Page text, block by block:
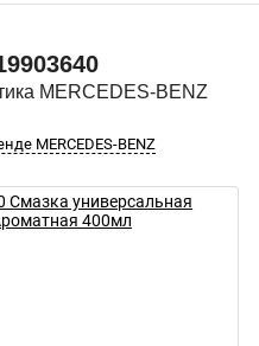
MERCEDES-BENZ
MERCEDES-BENZ